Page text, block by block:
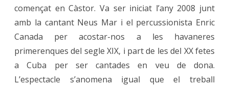
començat en Càstor. Va ser iniciat l’any 2008 junt
amb la cantant Neus Mar i el percussionista Enric
Canada per acostar-nos a les havaneres
primerenques del segle XIX, i part de les del XX fetes
a Cuba per ser cantades en veu de dona.
L’espectacle s’anomena igual que el treball